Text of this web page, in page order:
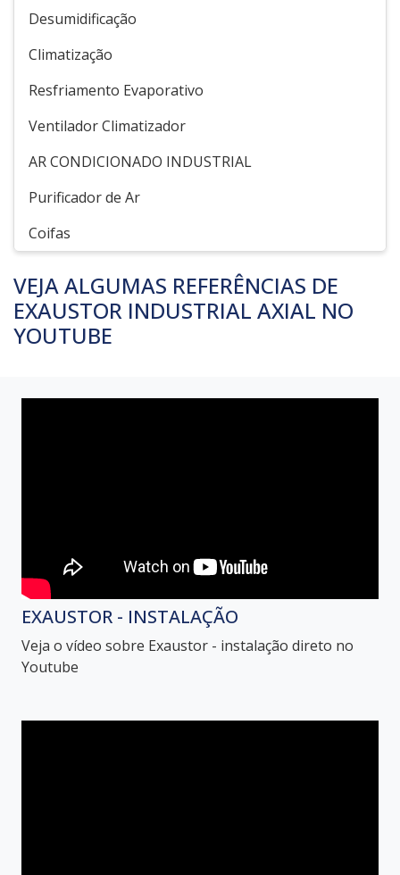
Desumidificação
Climatização
Resfriamento Evaporativo
Ventilador Climatizador
AR CONDICIONADO INDUSTRIAL
Purificador de Ar
Coifas
VEJA ALGUMAS REFERÊNCIAS DE
EXAUSTOR INDUSTRIAL AXIAL NO
YOUTUBE
EXAUSTOR - INSTALAÇÃO
Veja o vídeo sobre Exaustor - instalação direto no
Youtube